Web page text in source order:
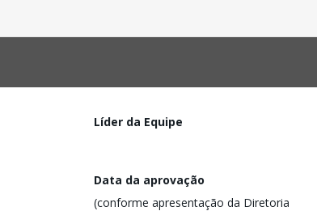
Líder da Equipe
Data da aprovação
(conforme apresentação da Diretoria